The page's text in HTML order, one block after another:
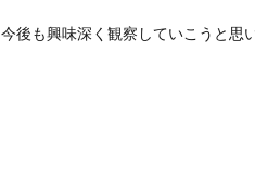
今後も興味深く観察していこうと思